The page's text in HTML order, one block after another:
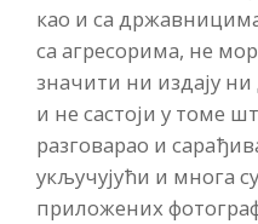
као и са
са агресорима, не
значити ни издају
и не састоји у томе
разговарао и
укључујући и многа
приложених